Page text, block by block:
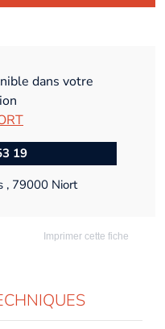
dans votre
19
, 79000 Niort
Imprimer cette fiche